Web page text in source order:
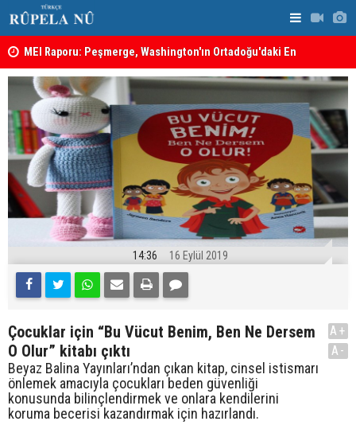
MEI Raporu: Peşmerge, Washington'ın Ortadoğu'daki En
Önemli Güvenlik Ortaklarından Biri ABD'nin
14:36 16 Eylül 2019
Çocuklar için “Bu Vücut Benim, Ben Ne Dersem
O Olur” kitabı çıktı
Beyaz Balina Yayınları’ndan çıkan kitap, cinsel istismarı
önlemek amacıyla çocukları beden güvenliği
konusunda bilinçlendirmek ve onlara kendilerini
koruma becerisi kazandırmak için hazırlandı.
A+
A-